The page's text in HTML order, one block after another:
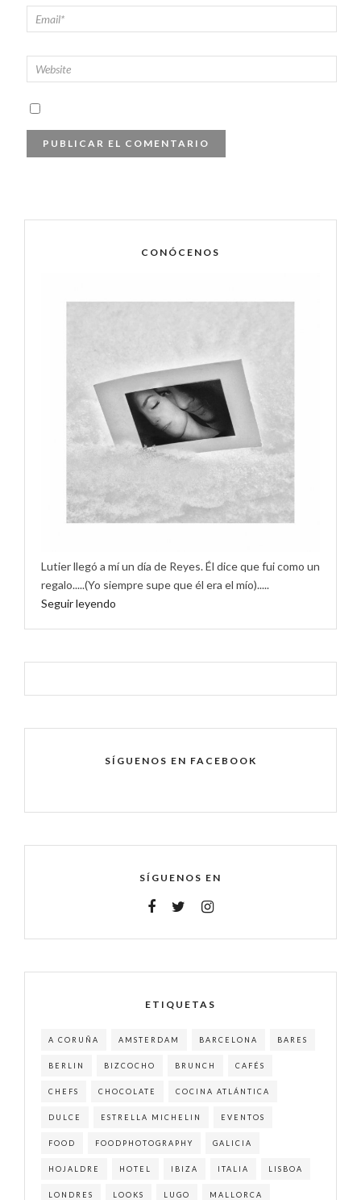
CONÓCENOS
Lutier llegó a mí un día de Reyes. Él dice que fui como un
regalo.....(Yo siempre supe que él era el mío).....
Seguir leyendo
SÍGUENOS EN FACEBOOK
SÍGUENOS EN
ETIQUETAS
A CORUÑA AMSTERDAM BARCELONA BARES
BERLIN BIZCOCHO BRUNCH CAFÉS
CHEFS CHOCOLATE COCINA ATLÁNTICA
DULCE ESTRELLA MICHELIN EVENTOS
FOOD FOODPHOTOGRAPHY GALICIA
HOJALDRE HOTEL IBIZA ITALIA LISBOA
LONDRES LOOKS LUGO MALLORCA